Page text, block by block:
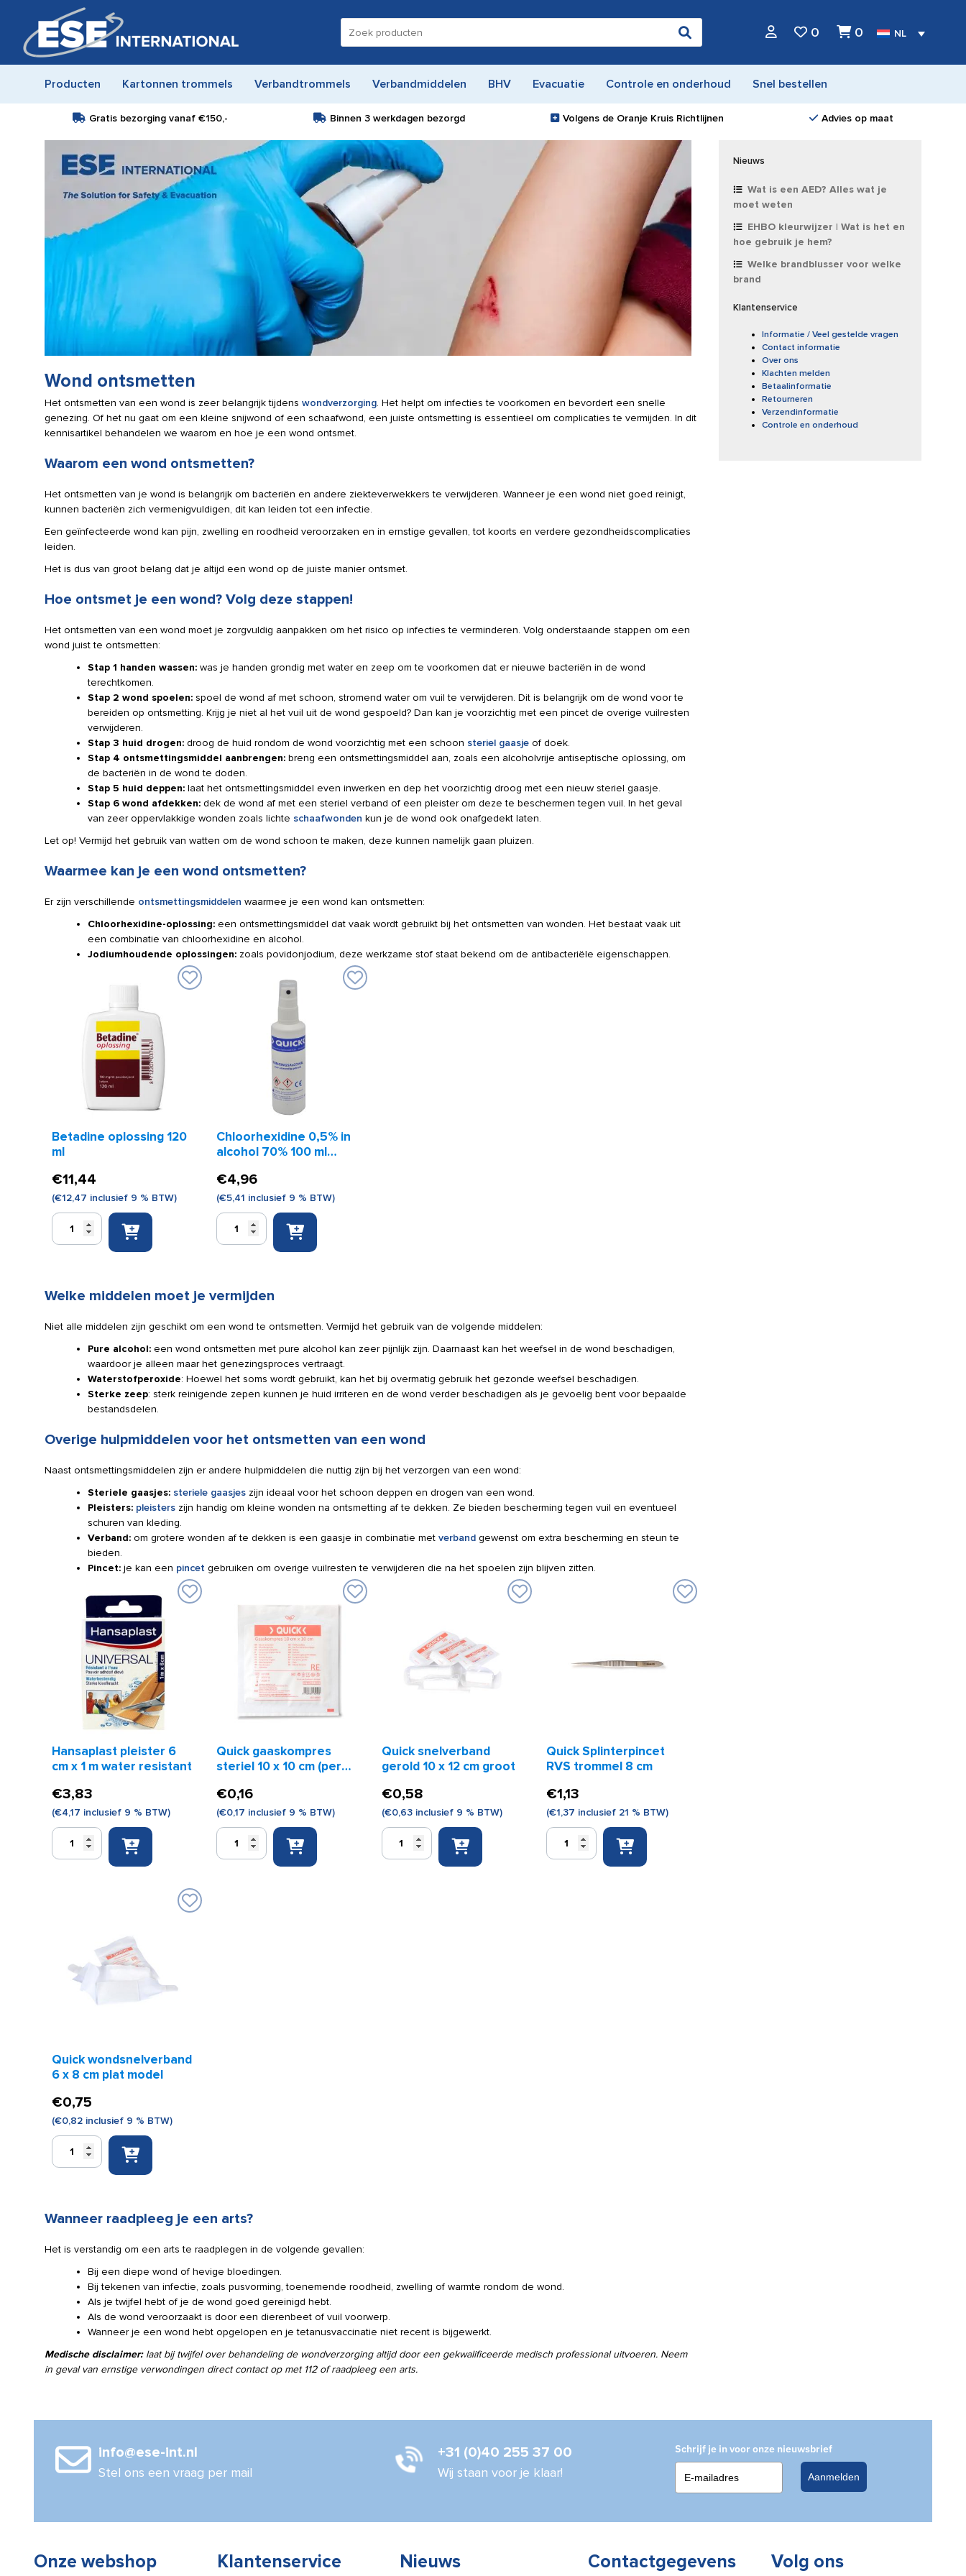
naar:
0 0 NL
Producten Kartonnen trommels Verbandtrommels Verbandmiddelen BHV Evacuatie Controle en onderhoud Snel bestellen
Gratis bezorging vanaf€150,- Binnen 3 werkdagen bezorgd Volgens de Oranje Kruis Richtlijnen Advies op maat
Wond ontsmetten
Het ontsmetten van een wond is zeer belangrijk tijdens wondverzorging. Het helpt om infecties te voorkomen en bevordert een snelle
genezing. Of het nu gaat om een kleine snijwond of een schaafwond, een juiste ontsmetting is essentieel om complicaties te vermijden. In dit
kennisartikel behandelen we waarom en hoe je een wond ontsmet.
Waarom een wond ontsmetten?
Het ontsmetten van je wond is belangrijk om bacteriën en andere ziekteverwekkers te verwijderen. Wanneer je een wond niet goed reinigt,
kunnen bacteriën zich vermenigvuldigen, dit kan leiden tot een infectie.
Een geïnfecteerde wond kan pijn, zwelling en roodheid veroorzaken en in ernstige gevallen, tot koorts en verdere gezondheidscomplicaties
leiden.
Het is dus van groot belang dat je altijd een wond op de juiste manier ontsmet.
Hoe ontsmet je een wond? Volg deze stappen!
Het ontsmetten van een wond moet je zorgvuldig aanpakken om het risico op infecties te verminderen. Volg onderstaande stappen om een
wond juist te ontsmetten:
Stap 1 handen wassen: was je handen grondig met water en zeep om te voorkomen dat er nieuwe bacteriën in de wond
terechtkomen.
Stap 2 wond spoelen: spoel de wond af met schoon, stromend water om vuil te verwijderen. Dit is belangrijk om de wond voor te
bereiden op ontsmetting. Krijg je niet al het vuil uit de wond gespoeld? Dan kan je voorzichtig met een pincet de overige vuilresten
verwijderen.
Stap 3 huid drogen: droog de huid rondom de wond voorzichtig met een schoon steriel gaasje of doek.
Stap 4 ontsmettingsmiddel aanbrengen: breng een ontsmettingsmiddel aan, zoals een alcoholvrije antiseptische oplossing, om
de bacteriën in de wond te doden.
Stap 5 huid deppen: laat het ontsmettingsmiddel even inwerken en dep het voorzichtig droog met een nieuw steriel gaasje.
Stap 6 wond afdekken: dek de wond af met een steriel verband of een pleister om deze te beschermen tegen vuil. In het geval
van zeer oppervlakkige wonden zoals lichte schaafwonden kun je de wond ook onafgedekt laten.
Let op! Vermijd het gebruik van watten om de wond schoon te maken, deze kunnen namelijk gaan pluizen.
Waarmee kan je een wond ontsmetten?
Er zijn verschillende ontsmettingsmiddelen waarmee je een wond kan ontsmetten:
Chloorhexidine-oplossing: een ontsmettingsmiddel dat vaak wordt gebruikt bij het ontsmetten van wonden. Het bestaat vaak uit
een combinatie van chloorhexidine en alcohol.
Jodiumhoudende oplossingen: zoals povidonjodium, deze werkzame stof staat bekend om de antibacteriële eigenschappen.
Betadine oplossing 120
ml
€11,44
(€12,47 inclusief 9 % BTW)
Betadine
oplossing
Chloorhexidine 0,5% in
alcohol 70% 100 ml
€4,96
(€5,41 inclusief 9 % BTW)
Chloorhexidine
0,5%
100
spray
Welke middelen moet je vermijden
Niet alle middelen zijn geschikt om een wond te ontsmetten. Vermijd het gebruik van de volgende middelen:
Pure alcohol: een wond ontsmetten met pure alcohol kan zeer pijnlijk zijn. Daarnaast kan het weefsel in de wond beschadigen,
waardoor je alleen maar het genezingsproces vertraagt.
Waterstofperoxide: Hoewel het soms wordt gebruikt, kan het bij overmatig gebruik het gezonde weefsel beschadigen.
Sterke zeep: sterk reinigende zepen kunnen je huid irriteren en de wond verder beschadigen als je gevoelig bent voor bepaalde
bestandsdelen.
Overige hulpmiddelen voor het ontsmetten van een wond
Naast ontsmettingsmiddelen zijn er andere hulpmiddelen die nuttig zijn bij het verzorgen van een wond:
Steriele gaasjes: steriele gaasjes zijn ideaal voor het schoon deppen en drogen van een wond.
Pleisters: pleisters zijn handig om kleine wonden na ontsmetting af te dekken. Ze bieden bescherming tegen vuil en eventueel
schuren van kleding.
Verband: om grotere wonden af te dekken is een gaasje in combinatie met verband gewenst om extra bescherming en steun te
bieden.
Pincet: je kan een pincet gebruiken om overige vuilresten te verwijderen die na het spoelen zijn blijven zitten.
Hansaplast pleister 6
cm x 1 m water resistant
€3,83
(€4,17 inclusief 9 % BTW)
Hansaplast
pleister
aantal
Quick gaaskompres
steriel 10 x 10 cm (per
€0,16
(€0,17 inclusief 9 % BTW)
Quick
gaaskompres
Quick snelverband
gerold 10 x 12 cm groot
€0,58
(€0,63inclusief 9 % BTW)
Quick
snelverband
Quick Splinterpincet
RVS trommel 8 cm
€1,13
(€1,37 inclusief 21 % BTW)
Quick
Splinterpincet
Quick wondsnelverband
6 x 8 cm plat model
€0,75
(€0,82 inclusief 9 % BTW)
Quick
wondsnelverband
cm
model
Wanneer raadpleeg je een arts?
Het is verstandig om een arts te raadplegen in de volgende gevallen:
Bij een diepe wond of hevige bloedingen.
Bij tekenen van infectie, zoals pusvorming, toenemende roodheid, zwelling of warmte rondom de wond.
Als je twijfel hebt of je de wond goed gereinigd hebt.
Als de wond veroorzaakt is door een dierenbeet of vuil voorwerp.
Wanneer je een wond hebt opgelopen en je tetanusvaccinatie niet recent is bijgewerkt.
Medische disclaimer:laat bij twijfel over behandeling de wondverzorging altijd door een gekwalificeerde medisch professional uitvoeren. Neem
in geval van ernstige verwondingen direct contact op met 112 of raadpleeg een arts.
Nieuws
Wat is een AED? Alles wat je
moet weten
EHBO kleurwijzer | Wat is het en
hoe gebruik je hem?
Welke brandblusser voor welke
brand
Klantenservice
Informatie / Veel gestelde vragen
Contact informatie
Over ons
Klachten melden
Betaalinformatie
Retourneren
Verzendinformatie
Controle en onderhoud
info@ese-int.nl
Stel ons een vraag per mail
+31 (0)40 255 37 00
Wij staan voor je klaar!
Schrijf je in voor onze nieuwsbrief
Aanmelden
Onze webshop Klantenservice Nieuws Contactgegevens Volg ons